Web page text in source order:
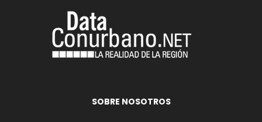
SOBRE NOSOTROS